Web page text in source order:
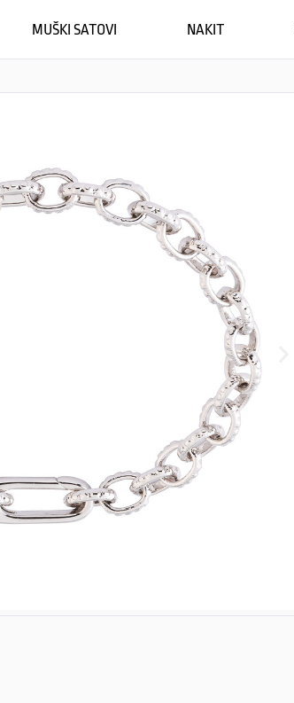
MUŠKI SATOVI NAKIT